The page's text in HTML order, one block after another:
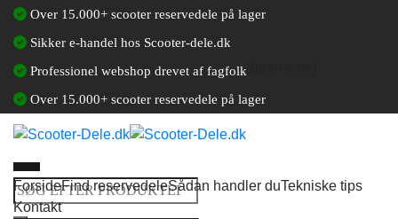
Fortsæt
indhold
Over 15.000+ scooter reservedele på lager
Sikker e-handel hos Scooter-dele.dk
Professionel webshop drevet af fagfolk
Over 15.000+ scooter reservedele på lager
Søg
efter:
ForsideFind reservedeleSådan handler duTekniske tips
Kontakt